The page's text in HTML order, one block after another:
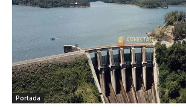
Portada